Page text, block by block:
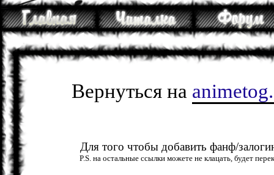
Вернуться на
Для того чтобы добавить фанф/
P.S. на остальные ссылки можете не клацать, будет